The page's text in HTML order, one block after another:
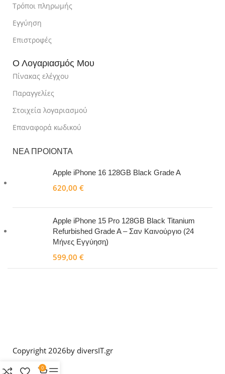
Τρόποι πληρωμής
Εγγύηση
Επιστροφές
Ο Λογαριασμός Μου
Πίνακας ελέγχου
Παραγγελίες
Στοιχεία λογαριασμού
Επαναφορά κωδικού
ΝΕΑ ΠΡΟΙΟΝΤΑ
Apple iPhone 16 128GB Black Grade A
620,00 €
Apple iPhone 15 Pro 128GB Black Titanium
Refurbished Grade A – Σαν Καινούργιο (24
Μήνες Εγγύηση)
599,00 €
Copyright 2026by diversIT.gr
0